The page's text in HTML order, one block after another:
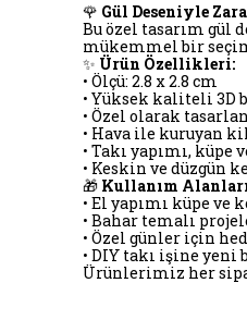
🌹 Gül Deseniyle
Bu özel tasarım gül
mükemmel bir
✨ Ürün Özellikleri:
• Ölçü: 2.8 x 2.8 cm
• Yüksek kaliteli 3D
• Özel olarak
• Hava ile kuruyan
• Takı yapımı,
• Keskin ve düzgün
🎁 Kullanım
• El yapımı küpe ve
• Bahar temalı
• Özel günler için
• DIY takı işine
Ürünlerimiz her